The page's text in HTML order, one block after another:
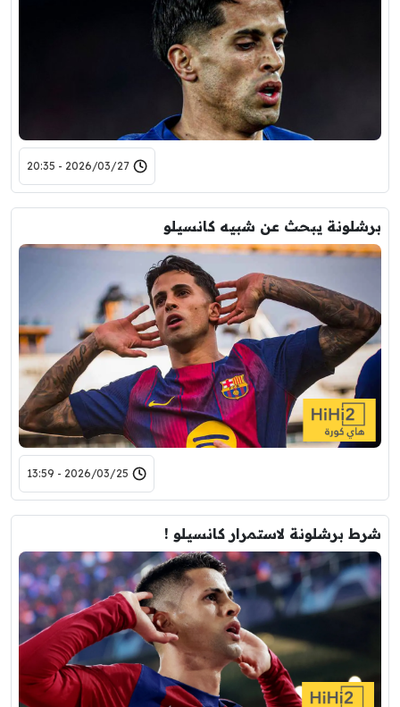
2026/03/27 - 20:35
برشلونة يبحث عن شبيه كانسيلو
2026/03/25 - 13:59
شرط برشلونة لاستمرار كانسيلو !